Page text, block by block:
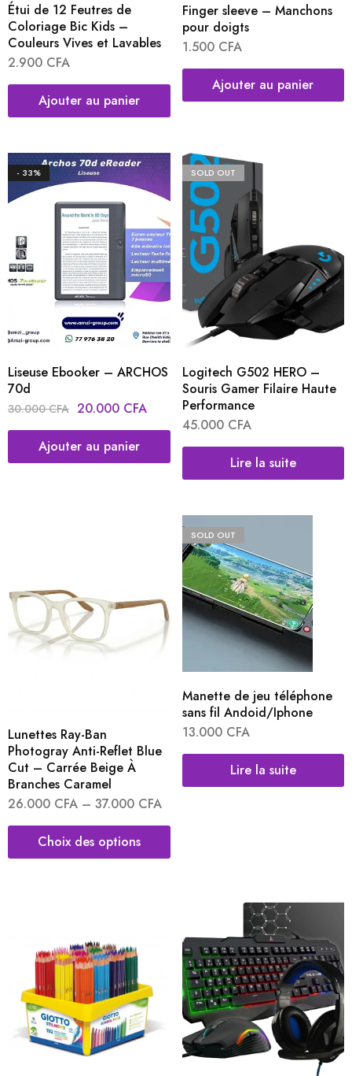
Étui de 12 Feutres de
Coloriage Bic Kids –
Couleurs Vives et Lavables
2.900 CFA
Ajouter au panier
Finger sleeve – Manchons
pour doigts
1.500 CFA
Ajouter au panier
- 33%
Liseuse Ebooker – ARCHOS
70d
30.000CFA 20.000 CFA
Ajouter au panier
SOLD OUT
Logitech G502 HERO –
Souris Gamer Filaire Haute
Performance
45.000 CFA
Lire la suite
Lunettes Ray-Ban
Photogray Anti-Reflet Blue
Cut – Carrée Beige À
Branches Caramel
26.000 CFA – 37.000 CFA
Choix des options
SOLD OUT
Manette de jeu téléphone
sans fil Andoid/Iphone
13.000 CFA
Lire la suite